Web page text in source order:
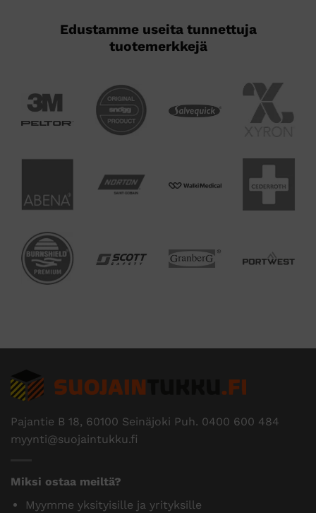
Edustamme useita tunnettuja
tuotemerkkejä
Pajantie B 18, 60100 Seinäjoki Puh. 0400 600 484
myynti@suojaintukku.fi
Miksi ostaa meiltä?
Myymme yksityisille ja yrityksille